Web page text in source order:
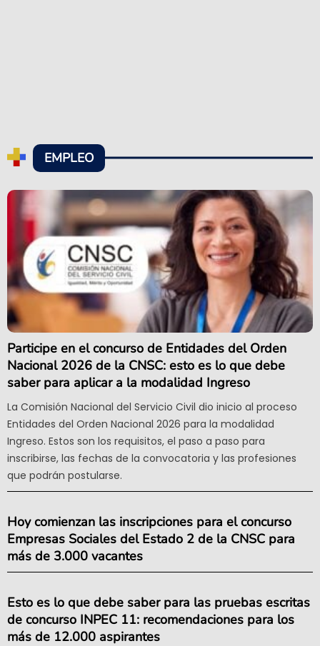
EMPLEO
Participe en el concurso de Entidades del Orden
Nacional 2026 de la CNSC: esto es lo que debe
saber para aplicar a la modalidad Ingreso
La Comisión Nacional del Servicio Civil dio inicio al proceso
Entidades del Orden Nacional 2026 para la modalidad
Ingreso. Estos son los requisitos, el paso a paso para
inscribirse, las fechas de la convocatoria y las profesiones
que podrán postularse.
Hoy comienzan las inscripciones para el concurso
Empresas Sociales del Estado 2 de la CNSC para
más de 3.000 vacantes
Esto es lo que debe saber para las pruebas escritas
de concurso INPEC 11: recomendaciones para los
más de 12.000 aspirantes